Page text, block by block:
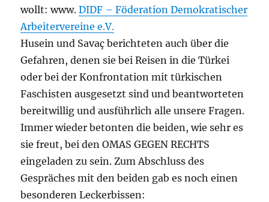
wollt: www.DIDF – Föderation Demokratischer
Arbeitervereine e.V.
Husein und Savaç berichteten auch über die
Gefahren, denen sie bei Reisen in die Türkei
oder bei der Konfrontation mit türkischen
Faschisten ausgesetzt sind und beantworteten
bereitwillig und ausführlich alle unsere Fragen.
Immer wieder betonten die beiden, wie sehr es
sie freut, bei den OMAS GEGEN RECHTS
eingeladen zu sein. Zum Abschluss des
Gespräches mit den beiden gab es noch einen
besonderen Leckerbissen: